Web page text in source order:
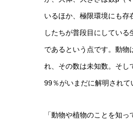
いるほか、極限環境にも存
したちが普段目にしてい
であるという点です。動物
れ、その数は未知数。そし
99％がいまだに解明されて
「動物や植物のことを知